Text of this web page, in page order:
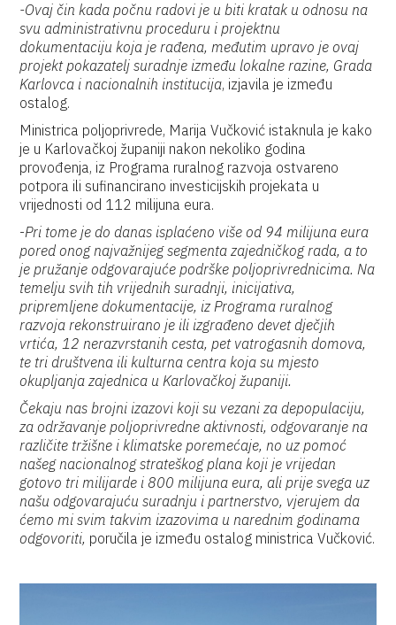
-Ovaj čin kada počnu radovi je u biti kratak u odnosu na
svu administrativnu proceduru i projektnu
dokumentaciju koja je rađena, međutim upravo je ovaj
projekt pokazatelj suradnje između lokalne razine, Grada
Karlovca i nacionalnih institucija, izjavila je između
ostalog.
Ministrica poljoprivrede, Marija Vučković istaknula je kako
je u Karlovačkoj županiji nakon nekoliko godina
provođenja, iz Programa ruralnog razvoja ostvareno
potpora ili sufinancirano investicijskih projekata u
vrijednosti od 112 milijuna eura.
-Pri tome je do danas isplaćeno više od 94 milijuna eura
pored onog najvažnijeg segmenta zajedničkog rada, a to
je pružanje odgovarajuće podrške poljoprivrednicima. Na
temelju svih tih vrijednih suradnji, inicijativa,
pripremljene dokumentacije, iz Programa ruralnog
razvoja rekonstruirano je ili izgrađeno devet dječjih
vrtića, 12 nerazvrstanih cesta, pet vatrogasnih domova,
te tri društvena ili kulturna centra koja su mjesto
okupljanja zajednica u Karlovačkoj županiji.
Čekaju nas brojni izazovi koji su vezani za depopulaciju,
za održavanje poljoprivredne aktivnosti, odgovaranje na
različite tržišne i klimatske poremećaje, no uz pomoć
našeg nacionalnog strateškog plana koji je vrijedan
gotovo tri milijarde i 800 milijuna eura, ali prije svega uz
našu odgovarajuću suradnju i partnerstvo, vjerujem da
ćemo mi svim takvim izazovima u narednim godinama
odgovoriti, poručila je između ostalog ministrica Vučković.